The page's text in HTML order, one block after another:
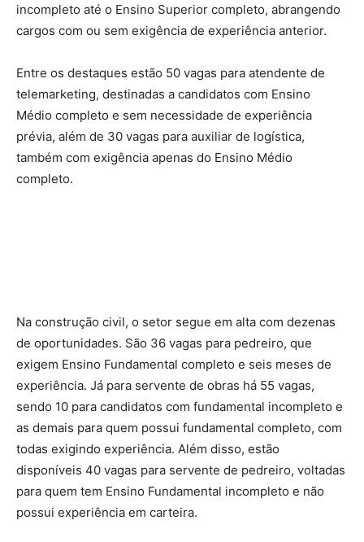
incompleto até o Ensino Superior completo, abrangendo
cargos com ou sem exigência de experiência anterior.
Entre os destaques estão 50 vagas para atendente de
telemarketing, destinadas a candidatos com Ensino
Médio completo e sem necessidade de experiência
prévia, além de 30 vagas para auxiliar de logística,
também com exigência apenas do Ensino Médio
completo.
Na construção civil, o setor segue em alta com dezenas
de oportunidades. São 36 vagas para pedreiro, que
exigem Ensino Fundamental completo e seis meses de
experiência. Já para servente de obras há 55 vagas,
sendo 10 para candidatos com fundamental incompleto e
as demais para quem possui fundamental completo, com
todas exigindo experiência. Além disso, estão
disponíveis 40 vagas para servente de pedreiro, voltadas
para quem tem Ensino Fundamental incompleto e não
possui experiência em carteira.